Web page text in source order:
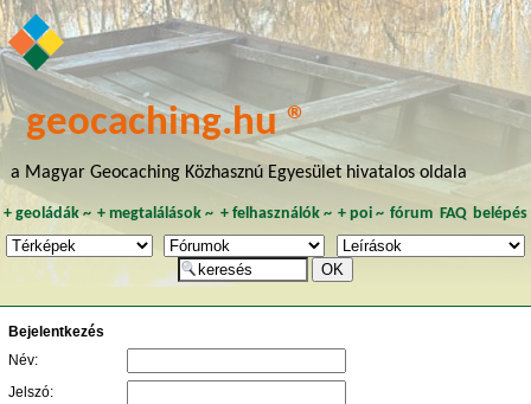
geocaching.hu ®
a Magyar Geocaching Közhasznú Egyesület hivatalos oldala
+ geoládák~ +megtalálások ~ + felhasználók~ + poi~ fórum FAQ belépés
Bejelentkezés
Név:
Jelszó: